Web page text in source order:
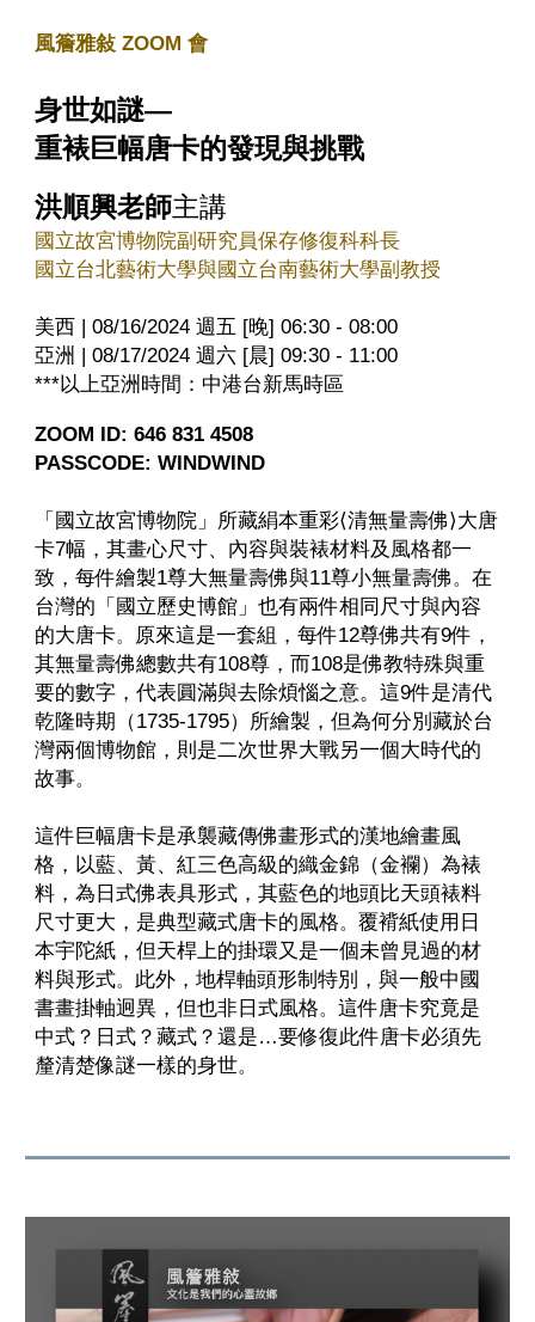
風簷雅敍 ZOOM 會
身世如謎—
重裱巨幅唐卡的發現與挑戰
洪順興老師主講
國立故宮博物院副研究員保存修復科科長
國立台北藝術大學與國立台南藝術大學副教授
美西 | 08/16/2024 週五 [晚] 06:30 - 08:00
亞洲 | 08/17/2024 週六 [晨] 09:30 - 11:00
***以上亞洲時間：中港台新馬時區
ZOOM ID: 646 831 4508
PASSCODE: WINDWIND
「國立故宮博物院」所藏絹本重彩⟨清無量壽佛⟩大唐
卡7幅，其畫心尺寸、內容與裝裱材料及風格都一
致，每件繪製1尊大無量壽佛與11尊小無量壽佛 。在
台灣的「國立歷史博館」也有兩件相同尺寸與內容
的大唐卡。 原來這是一套組，每件12尊佛共有9件，
其無量壽佛總數共有108尊，而108是佛教特殊與重
要的數字，代表圓滿與去除煩惱之意。這9件是清代
乾隆時期（1735-1795）所繪製，但為何分別藏於台
灣兩個博物館，則是二次世界大戰另一個大時代的
故事。
這件巨幅唐卡是承襲藏傳佛畫形式的漢地繪畫風
格，以藍、黃、紅三色高級的織金錦（金襴）為裱
料，為日式佛表具形式，其藍色的地頭比天頭裱料
尺寸更大，是典型藏式唐卡的風格。覆褙紙使用日
本宇陀紙，但天桿上的掛環又是一個未曾見過的材
料與形式。 此外，地桿軸頭形制特別，與一般中國
書畫掛軸迥異，但也非日式風格。這件唐卡究竟是
中式？日式？藏式？還是…要修復此件唐卡必須先
釐清楚像謎一樣的身世。